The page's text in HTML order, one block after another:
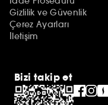
Gizlilik ve Güvenlik
Çerez Ayarları
İletişim
Bizi takip et